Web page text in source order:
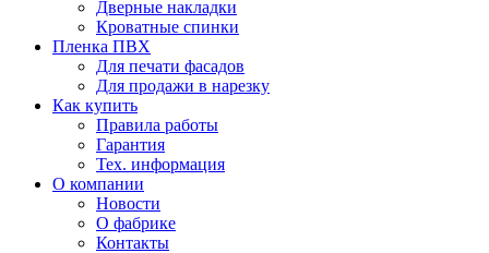
Дверные накладки
Кроватные спинки
Пленка ПВХ
Для печати фасадов
Для продажи в нарезку
Как купить
Правила работы
Гарантия
Тех. информация
О компании
Новости
О фабрике
Контакты